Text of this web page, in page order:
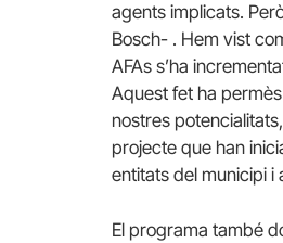
agents implicats.
Bosch- . Hem vist
AFAs s’ha
Aquest fet ha
nostres
projecte que han
entitats del municipi i
El programa també